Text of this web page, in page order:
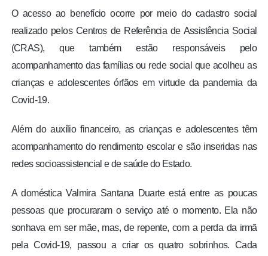
O acesso ao benefício ocorre por meio do cadastro social
realizado pelos Centros de Referência de Assistência Social
(CRAS), que também estão responsáveis pelo
acompanhamento das famílias ou rede social que acolheu as
crianças e adolescentes órfãos em virtude da pandemia da
Covid-19.
Além do auxílio financeiro, as crianças e adolescentes têm
acompanhamento do rendimento escolar e são inseridas nas
redes socioassistencial e de saúde do Estado.
A doméstica Valmira Santana Duarte está entre as poucas
pessoas que procuraram o serviço até o momento. Ela não
sonhava em ser mãe, mas, de repente, com a perda da irmã
pela Covid-19, passou a criar os quatro sobrinhos. Cada